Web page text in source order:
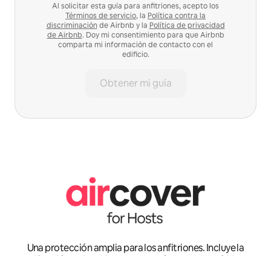
Al solicitar esta guía para anfitriones, acepto los
Términos de servicio, la Política contra la
discriminación de Airbnb y la Política de privacidad
de Airbnb. Doy mi consentimiento para que Airbnb
comparta mi información de contacto con el
edificio.
Obtener mi guía
Una protección amplia para los anfitriones. Incluye la